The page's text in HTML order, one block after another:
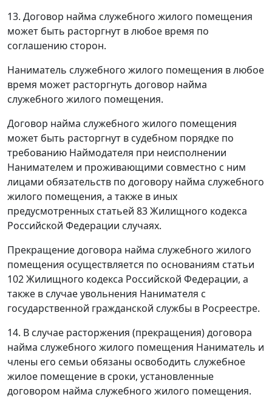
13. Договор найма служебного жилого помещения
может быть расторгнут в любое время по
соглашению сторон.
Наниматель служебного жилого помещения в любое
время может расторгнуть договор найма
служебного жилого помещения.
Договор найма служебного жилого помещения
может быть расторгнут в судебном порядке по
требованию Наймодателя при неисполнении
Нанимателем и проживающими совместно с ним
лицами обязательств по договору найма служебного
жилого помещения, а также в иных
предусмотренных статьей 83 Жилищного кодекса
Российской Федерации случаях.
Прекращение договора найма служебного жилого
помещения осуществляется по основаниям статьи
102 Жилищного кодекса Российской Федерации, а
также в случае увольнения Нанимателя с
государственной гражданской службы в Росреестре.
14. В случае расторжения (прекращения) договора
найма служебного жилого помещения Наниматель и
члены его семьи обязаны освободить служебное
жилое помещение в сроки, установленные
договором найма служебного жилого помещения.